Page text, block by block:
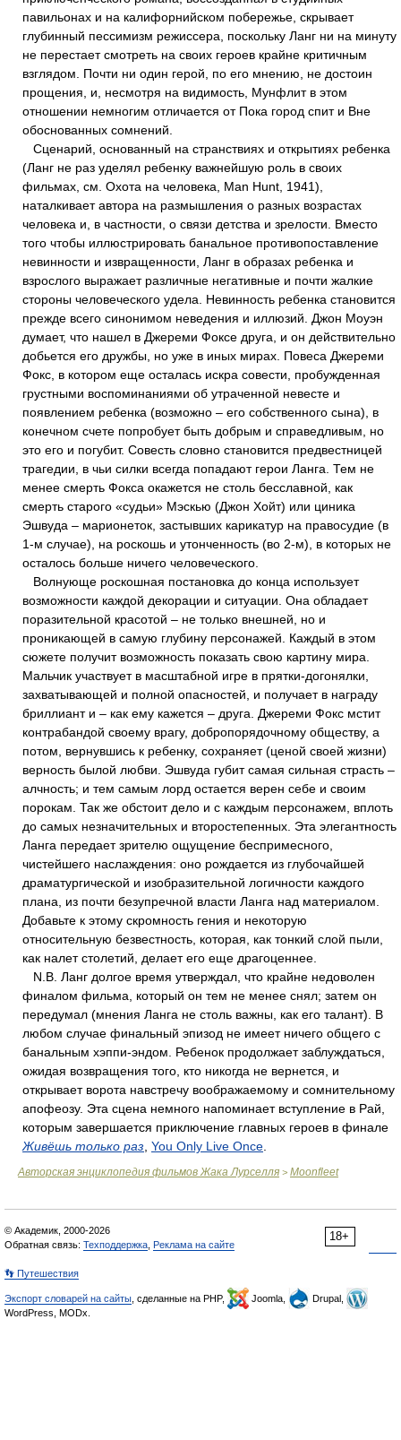
павильонах и на калифорнийском побережье, скрывает
глубинный пессимизм режиссера, поскольку Ланг ни на минуту
не перестает смотреть на своих героев крайне критичным
взглядом. Почти ни один герой, по его мнению, не достоин
прощения, и, несмотря на видимость, Мунфлит в этом
отношении немногим отличается от Пока город спит и Вне
обоснованных сомнений.
Сценарий, основанный на странствиях и открытиях ребенка
(Ланг не раз уделял ребенку важнейшую роль в своих
фильмах, см. Охота на человека, Man Hunt, 1941),
наталкивает автора на размышления о разных возрастах
человека и, в частности, о связи детства и зрелости. Вместо
того чтобы иллюстрировать банальное противопоставление
невинности и извращенности, Ланг в образах ребенка и
взрослого выражает различные негативные и почти жалкие
стороны человеческого удела. Невинность ребенка становится
прежде всего синонимом неведения и иллюзий. Джон Моуэн
думает, что нашел в Джереми Фоксе друга, и он действительно
добьется его дружбы, но уже в иных мирах. Повеса Джереми
Фокс, в котором еще осталась искра совести, пробужденная
грустными воспоминаниями об утраченной невесте и
появлением ребенка (возможно – его собственного сына), в
конечном счете попробует быть добрым и справедливым, но
это его и погубит. Совесть словно становится предвестницей
трагедии, в чьи силки всегда попадают герои Ланга. Тем не
менее смерть Фокса окажется не столь бесславной, как
смерть старого «судьи» Мэскью (Джон Хойт) или циника
Эшвуда – марионеток, застывших карикатур на правосудие (в
1-м случае), на роскошь и утонченность (во 2-м), в которых не
осталось больше ничего человеческого.
Волнующе роскошная постановка до конца использует
возможности каждой декорации и ситуации. Она обладает
поразительной красотой – не только внешней, но и
проникающей в самую глубину персонажей. Каждый в этом
сюжете получит возможность показать свою картину мира.
Мальчик участвует в масштабной игре в прятки-догонялки,
захватывающей и полной опасностей, и получает в награду
бриллиант и – как ему кажется – друга. Джереми Фокс мстит
контрабандой своему врагу, добропорядочному обществу, а
потом, вернувшись к ребенку, сохраняет (ценой своей жизни)
верность былой любви. Эшвуда губит самая сильная страсть –
алчность; и тем самым лорд остается верен себе и своим
порокам. Так же обстоит дело и с каждым персонажем, вплоть
до самых незначительных и второстепенных. Эта элегантность
Ланга передает зрителю ощущение беспримесного,
чистейшего наслаждения: оно рождается из глубочайшей
драматургической и изобразительной логичности каждого
плана, из почти безупречной власти Ланга над материалом.
Добавьте к этому скромность гения и некоторую
относительную безвестность, которая, как тонкий слой пыли,
как налет столетий, делает его еще драгоценнее.
N.B. Ланг долгое время утверждал, что крайне недоволен
финалом фильма, который он тем не менее снял; затем он
передумал (мнения Ланга не столь важны, как его талант). В
любом случае финальный эпизод не имеет ничего общего с
банальным хэппи-эндом. Ребенок продолжает заблуждаться,
ожидая возвращения того, кто никогда не вернется, и
открывает ворота навстречу воображаемому и сомнительному
апофеозу. Эта сцена немного напоминает вступление в Рай,
которым завершается приключение главных героев в финале
Живёшь только раз You Only Live Once
Авторская энциклопедия фильмов Жака Лурселля > Moonfleet
18+
© Академик, 2000-2026
Обратная связь: Техподдержка Реклама на сайте
👣 Путешествия
Экспорт словарей на сайты , сделанные на PHP, Joomla,
Drupal,
WordPress, MODx.